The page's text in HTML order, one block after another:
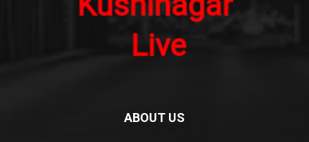
ABOUT US